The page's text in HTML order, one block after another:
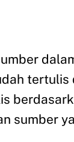
tertulis
sumber